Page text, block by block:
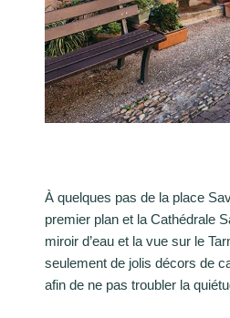
À quelques pas de la place
premier plan et la Cathédrale
miroir d’eau et la vue sur le
seulement de jolis décors de
afin de ne pas troubler la